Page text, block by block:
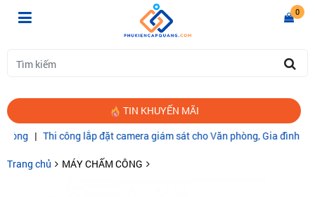
0
TIN KHUYẾN MÃI
Thi công lắp đặt camera giám sát cho Văn phòng, Gia đình|CÁP
Trang chủ MÁY CHẤM CÔNG